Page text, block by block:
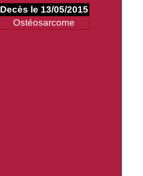
Decès le 13/05/2015
Ostéosarcome